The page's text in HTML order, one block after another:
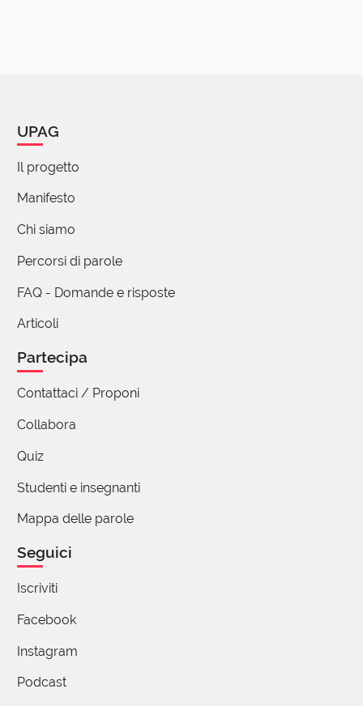
UPAG
Il progetto
Manifesto
Chi siamo
Percorsi di parole
FAQ - Domande e risposte
Articoli
Partecipa
Contattaci / Proponi
Collabora
Quiz
Studenti e insegnanti
Mappa delle parole
Seguici
Iscriviti
Facebook
Instagram
Podcast